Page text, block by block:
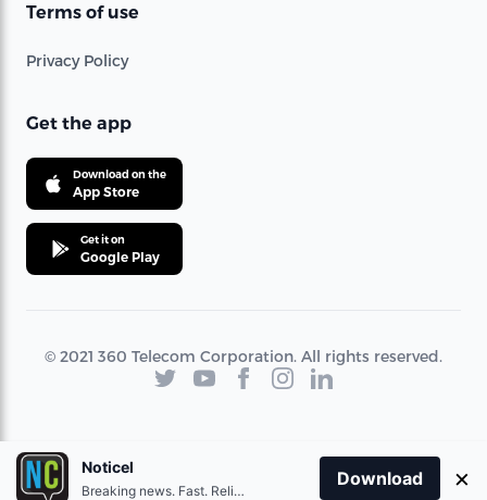
Terms of use
Privacy Policy
Get the app
Download on the
App Store
Get it on
Google Play
© 2021 360 Telecom Corporation. All rights reserved.
Noticel
Breaking news. Fast. Reliable.
Download ×